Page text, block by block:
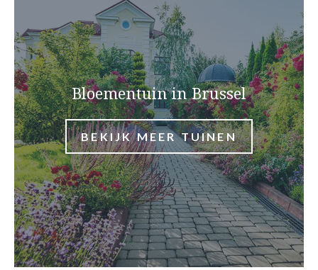
Bloementuin in Brussel
BEKIJK MEER TUINEN